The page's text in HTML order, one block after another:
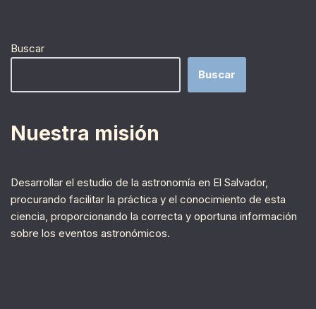
Buscar
Buscar
Nuestra misión
Desarrollar el estudio de la astronomía en El Salvador,
procurando facilitar la práctica y el conocimiento de esta
ciencia, proporcionando la correcta y oportuna información
sobre los eventos astronómicos.